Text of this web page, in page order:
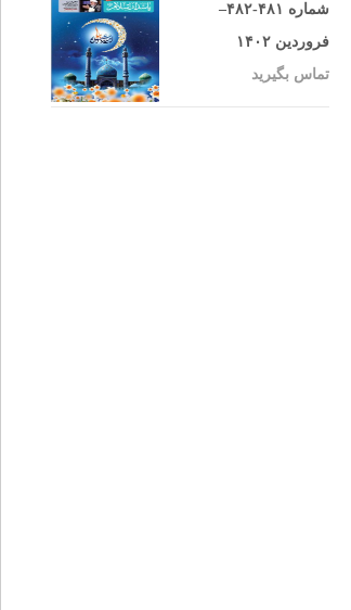
شماره ۴۸۱-۴۸۲–
فروردین ۱۴۰۲
تماس بگیرید